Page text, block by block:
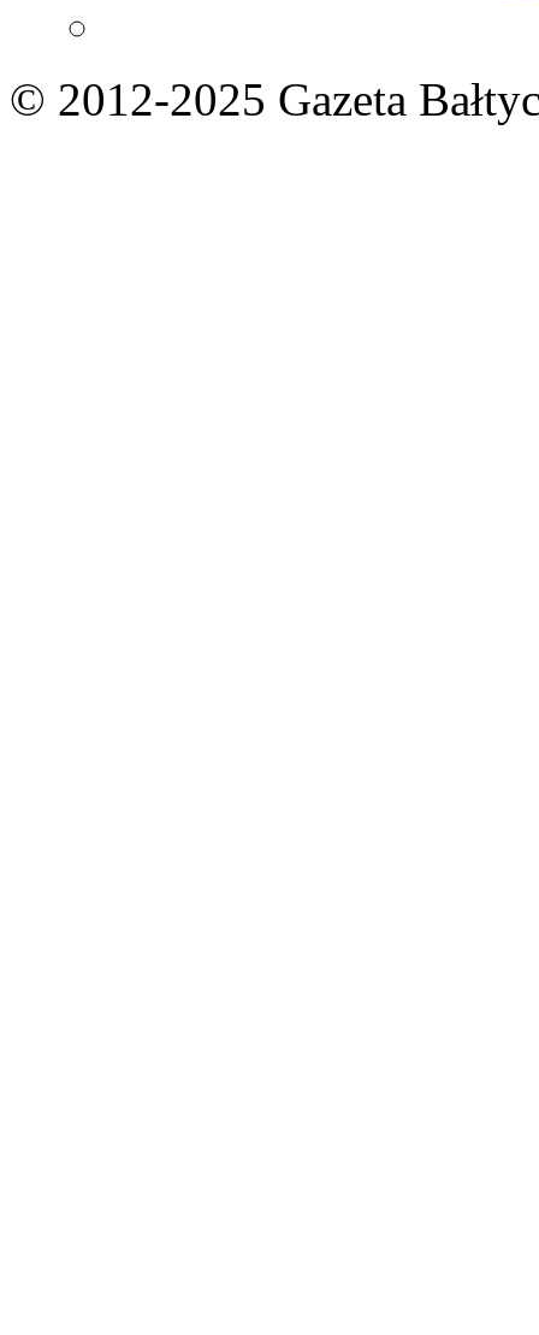
© 2012-2025 Gazeta